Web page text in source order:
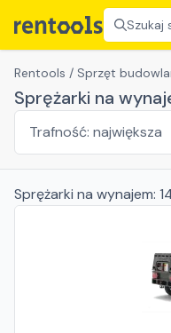
Szukaj
Rentools / Sprzęt
Sprężarki na
Sprężarki na wynajem: